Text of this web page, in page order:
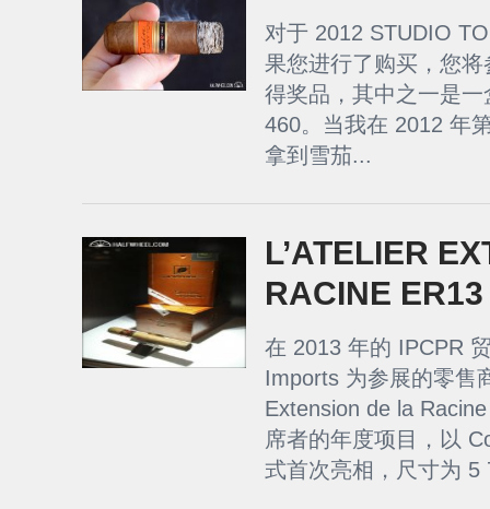
对于 2012 STUDIO
果您进行了购买，您
得奖品，其中之一是
460。当我在 2012 年
拿到雪茄...
L’ATELIER
RACINE
在 2013 年的 IPCPR
Imports 为参展的零售
Extension de la
席者的年度项目，以
式首次亮相，尺寸为 5